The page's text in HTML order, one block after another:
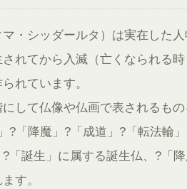
・シッダールタ）は実在した
れてから入滅（亡くなられる
れています。
して仏像や仏画で表されるも
?「降魔」?「成道」?「転法輪
「誕生」に属する誕生仏、?「
す。